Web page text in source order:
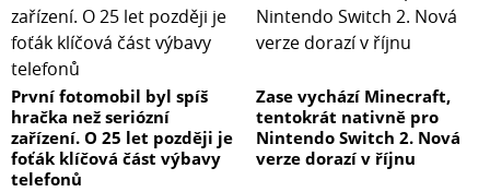
přístroje a zaručují přesné a rychlé nabití blesku.
Bajonet pro uchycení příslušenství: Fomei/Bowens
Součástí balení NENÍ UNI-Clamp…
Digital Pro X-1200 Výkon záblesku
První fotomobil byl spíš
hračka než seriózní
zařízení. O 25 let později je
foťák klíčová část výbavy
telefonů
Zase vychází Minecraft,
tentokrát nativně pro
Nintendo Switch 2. Nová
verze dorazí v říjnu